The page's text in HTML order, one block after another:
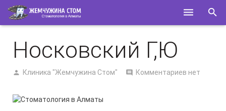
О НАС
Носковский Г,Ю
Клиника "Жемчужина Стом" Комментариев нет